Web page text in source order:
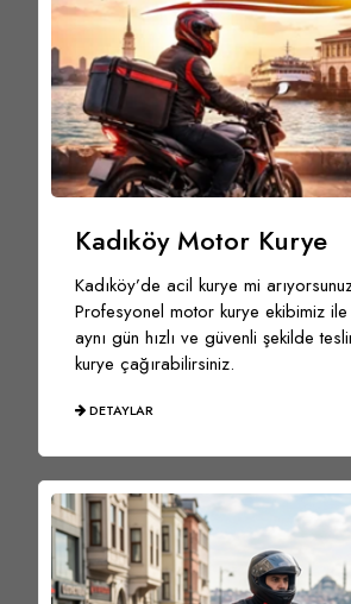
Kadıköy Motor Kurye
Kadıköy’de acil kurye mi
Profesyonel motor kurye ekibimiz
aynı gün hızlı ve güvenli şekilde
kurye çağırabilirsiniz.
DETAYLAR